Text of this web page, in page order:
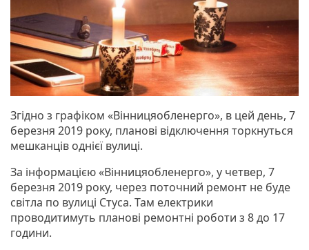
Згідно з графіком «Вінницяобленерго», в цей день, 7
березня 2019 року, планові відключення торкнуться
мешканців однієї вулиці.
За інформацією «Вінницяобленерго», у четвер, 7
березня 2019 року, через поточний ремонт не буде
світла по вулиці Стуса. Там електрики
проводитимуть планові ремонтні роботи з 8 до 17
години.